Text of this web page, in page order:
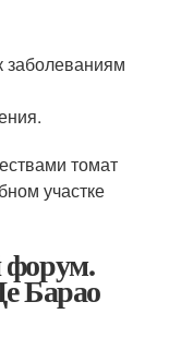
заболеваниям
томат
участке
форум.
Барао